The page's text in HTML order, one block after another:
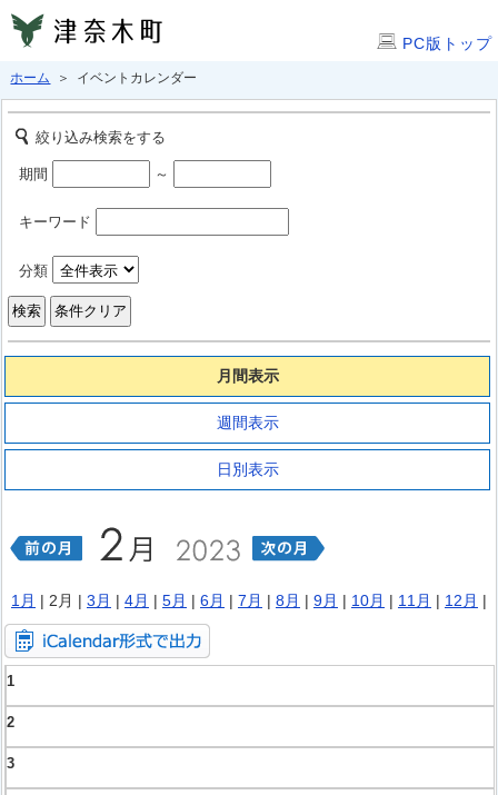
PC版トップ
ホーム ＞ イベントカレンダー
絞り込み検索をする
期間 ～
キーワード
分類
月間表示
週間表示
日別表示
1月 | 2月 | 3月 | 4月 | 5月 | 6月 | 7月 | 8月 | 9月 | 10月 | 11月 | 12月 |
1
2
3